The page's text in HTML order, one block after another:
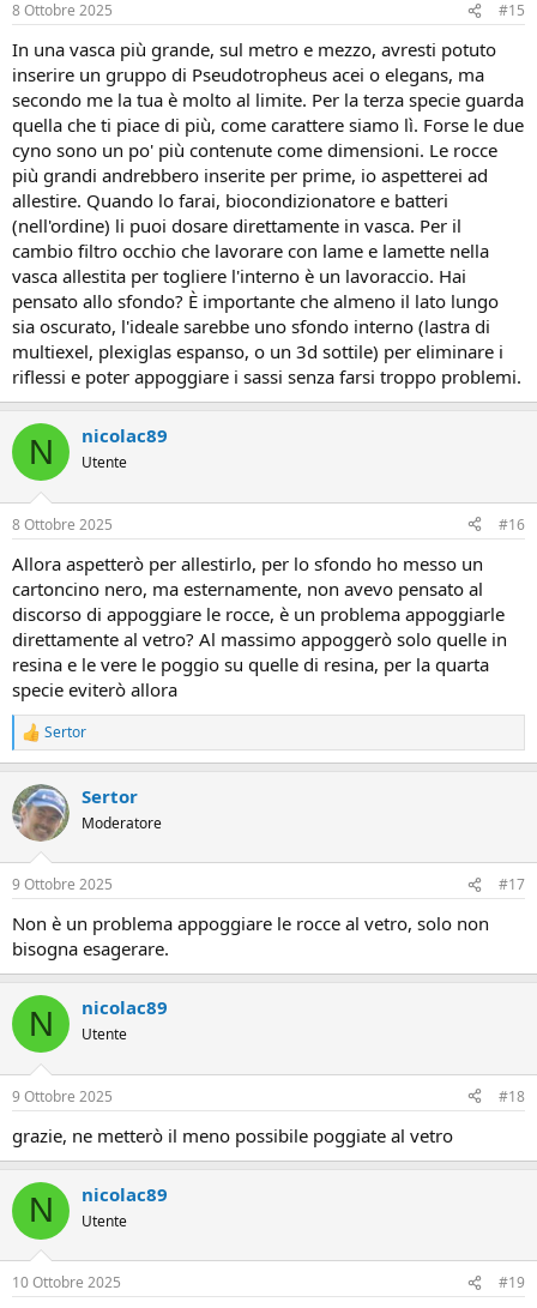
8 Ottobre 2025 #15
In una vasca più grande, sul metro e mezzo, avresti potuto
inserire un gruppo di Pseudotropheus acei o elegans, ma
secondo me la tua è molto al limite. Per la terza specie guarda
quella che ti piace di più, come carattere siamo lì. Forse le due
cyno sono un po' più contenute come dimensioni. Le rocce
più grandi andrebbero inserite per prime, io aspetterei ad
allestire. Quando lo farai, biocondizionatore e batteri
(nell'ordine) li puoi dosare direttamente in vasca. Per il
cambio filtro occhio che lavorare con lame e lamette nella
vasca allestita per togliere l'interno è un lavoraccio. Hai
pensato allo sfondo? È importante che almeno il lato lungo
sia oscurato, l'ideale sarebbe uno sfondo interno (lastra di
multiexel, plexiglas espanso, o un 3d sottile) per eliminare i
riflessi e poter appoggiare i sassi senza farsi troppo problemi.
N nicolac89
Utente
8 Ottobre 2025 #16
Allora aspetterò per allestirlo, per lo sfondo ho messo un
cartoncino nero, ma esternamente, non avevo pensato al
discorso di appoggiare le rocce, è un problema appoggiarle
direttamente al vetro? Al massimo appoggerò solo quelle in
resina e le vere le poggio su quelle di resina, per la quarta
specie eviterò allora
R
e
z
i
o
Sertor
Sertor
Moderatore
9 Ottobre 2025 #17
Non è un problema appoggiare le rocce al vetro, solo non
bisogna esagerare.
N nicolac89
Utente
9 Ottobre 2025 #18
grazie, ne metterò il meno possibile poggiate al vetro
N nicolac89
Utente
10 Ottobre 2025 #19